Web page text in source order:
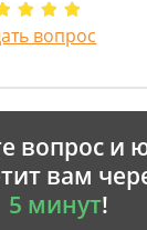
вопрос
вопрос и
вам
5 минут!